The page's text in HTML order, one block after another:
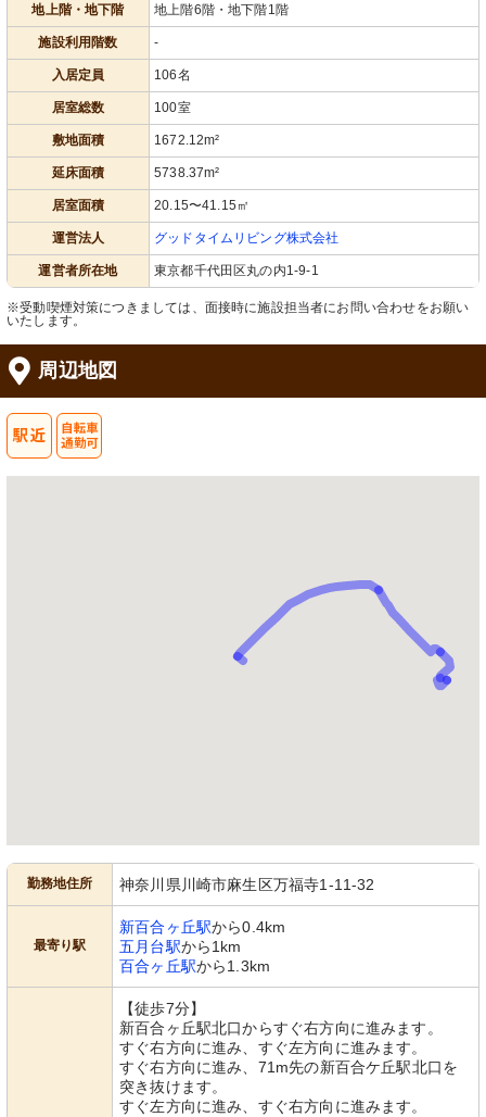
地上階・地下階 地上階6階・地下階1階
施設利用階数 -
入居定員 106名
居室総数 100室
敷地面積 1672.12m²
延床面積 5738.37m²
居室面積 20.15〜41.15㎡
運営法人 グッドタイムリビング株式会社
運営者所在地 東京都千代田区丸の内1-9-1
※受動喫煙対策につきましては、面接時に施設担当者にお問い合わせをお願い
いたします。
周辺地図
勤務地住所 神奈川県川崎市麻生区万福寺1-11-32
最寄り駅
新百合ヶ丘駅から0.4km
五月台駅から1km
百合ヶ丘駅から1.3km
【徒歩7分】
新百合ヶ丘駅北口からすぐ右方向に進みます。
すぐ右方向に進み、すぐ左方向に進みます。
すぐ右方向に進み、71m先の新百合ケ丘駅北口を
突き抜けます。
すぐ左方向に進み、すぐ右方向に進みます。